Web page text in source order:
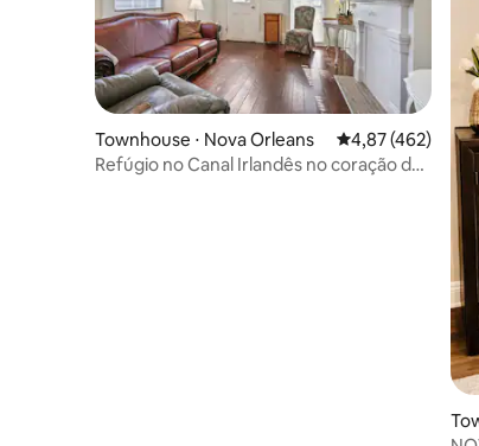
Townhouse ⋅ Nova Orleans 4,87 de uma
4,87 (462)
Refúgio no Canal Irlandês no coração de